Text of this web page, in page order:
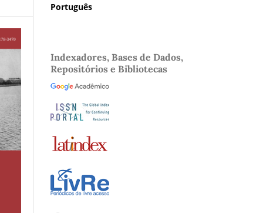
Português
Indexadores, Bases de Dados,
Repositórios e Bibliotecas